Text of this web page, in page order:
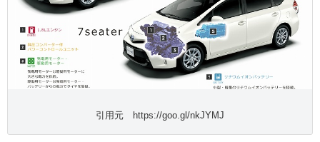
引用元 https://goo.gl/nkJYMJ